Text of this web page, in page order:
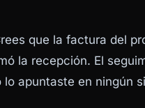
que la factura del
la recepción. El
apuntaste en ningún